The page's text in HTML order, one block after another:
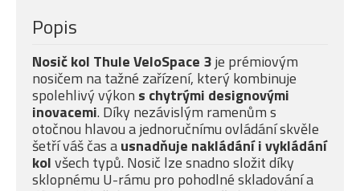
Popis
Nosič kol Thule VeloSpace 3je prémiovým
nosičem na tažné zařízení, který kombinuje
spolehlivý výkon s chytrými designovými
inovacemi. Díky nezávislým ramenům s
otočnou hlavou a jednoručnímu ovládání skvěle
šetří váš čas ausnadňuje nakládání i vykládání
kolvšech typů. Nosič lze snadno složit díky
sklopnému U-rámu pro pohodlné skladování a